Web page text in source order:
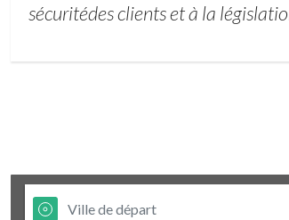
sécuritédes clients et à la